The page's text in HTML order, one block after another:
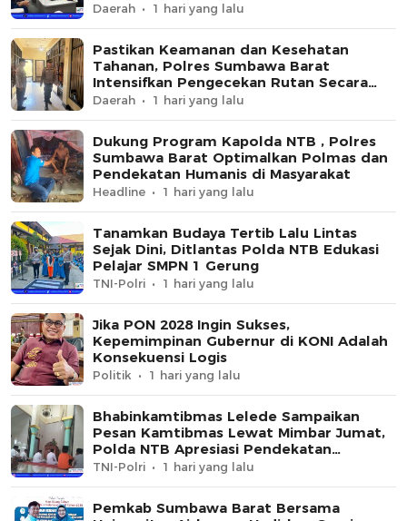
Daerah 1 hari yang lalu
Pastikan Keamanan dan Kesehatan
Tahanan, Polres Sumbawa Barat
Intensifkan Pengecekan Rutan Secara
Berkala
Daerah 1 hari yang lalu
Dukung Program Kapolda NTB , Polres
Sumbawa Barat Optimalkan Polmas dan
Pendekatan Humanis di Masyarakat
Headline 1 hari yang lalu
Tanamkan Budaya Tertib Lalu Lintas
Sejak Dini, Ditlantas Polda NTB Edukasi
Pelajar SMPN 1 Gerung
TNI-Polri 1 hari yang lalu
Jika PON 2028 Ingin Sukses,
Kepemimpinan Gubernur di KONI Adalah
Konsekuensi Logis
Politik 1 hari yang lalu
Bhabinkamtibmas Lelede Sampaikan
Pesan Kamtibmas Lewat Mimbar Jumat,
Polda NTB Apresiasi Pendekatan
Keagamaan
TNI-Polri 1 hari yang lalu
Pemkab Sumbawa Barat Bersama